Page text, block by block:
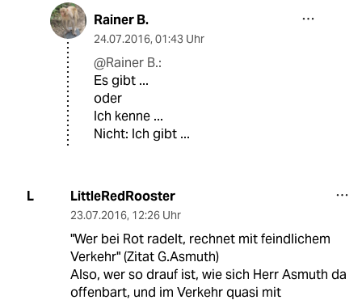
Rainer B.
24.07.2016, 01:43 Uhr
@Rainer B.:
Es gibt ...
oder
Ich kenne ...
Nicht: Ich gibt ...
L LittleRedRooster
23.07.2016, 12:26 Uhr
"Wer bei Rot radelt, rechnet mit feindlichem
Verkehr" (Zitat G.Asmuth)
Also, wer so drauf ist, wie sich Herr Asmuth da
offenbart, und im Verkehr quasi mit